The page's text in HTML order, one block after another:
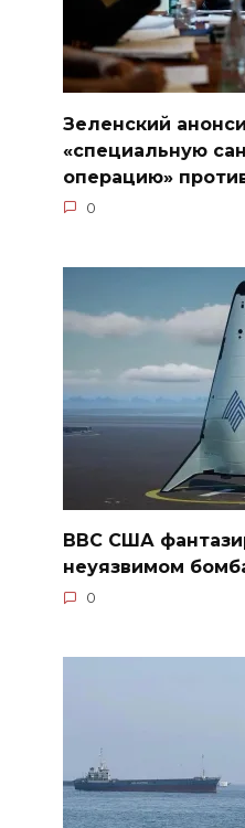
Зеленский
«специальную
операцию»
0
ВВС США
неуязвимом
0